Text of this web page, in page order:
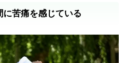
苦痛を感じている